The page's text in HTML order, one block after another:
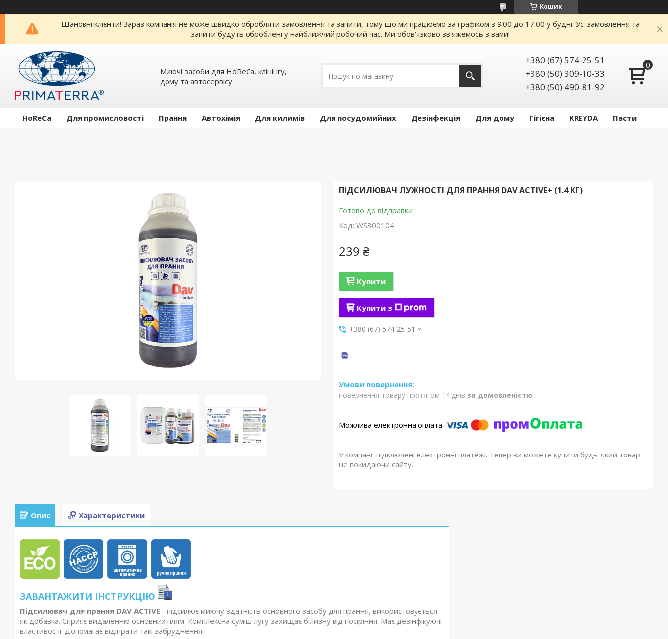
Кошик
Шановні клієнти! Зараз компанія не може швидко обробляти замовлення та запити, тому що ми працюємо за графіком з 9.00 до 17.00 у будні. Усі замовлення та
запити будуть оброблені у найближчий робочий час. Ми обов'язково зв'яжемось з вами!
Миючi засоби для HoReCa, клінінгу,
дому та автосервiсу
+380 (67) 574-25-51
+380 (50) 309-10-33
+380 (50) 490-81-92
HoReCa Для промисловості Прання Автохімія Для килимів Для посудомийних Дезінфекція Для дому Гігієна KREYDA Пасти
ПІДСИЛЮВАЧ ЛУЖНОСТІ ДЛЯ ПРАННЯ DAV ACTIVE+ (1.4 КГ)
Готово до відправки
Код: WS300104
239 ₴
Купити
Купити з
+380 (67) 574-25-51
повернення товару протягом 14 днів за домовленістю
У компанії підключені електронні платежі. Тепер ви можете купити будь-який товар
не покидаючи сайту.
Опис Характеристики
ЗАВАНТАЖИТИ ІНСТРУКЦІЮ
Підсилювач для прання DAV ACTIVE - підсилює миючу здатність основного засобу для прання, використовується
як добавка. Сприяє видаленню основних плям. Комплексна суміш лугу захищає білизну від посіріння. Має дезінфікуючі
властивості. Допомагає відіпрати такі забруднення: